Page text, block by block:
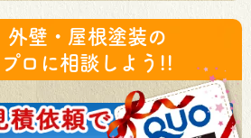
外壁・屋根塗装の
プロに相談しよう!!